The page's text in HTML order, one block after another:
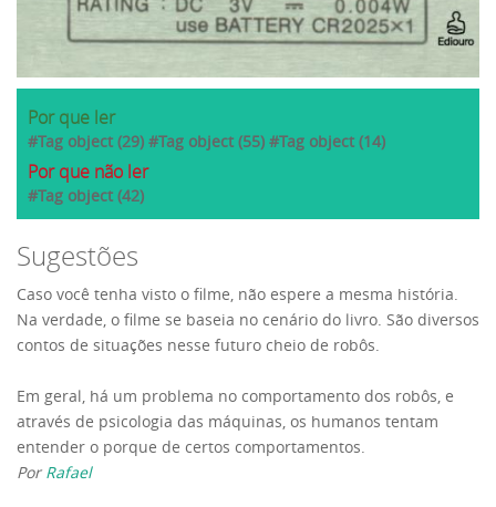
Por que ler
#Tag object (29) #Tag object (55) #Tag object (14)
Por que não ler
#Tag object (42)
Sugestões
Caso você tenha visto o filme, não espere a mesma história.
Na verdade, o filme se baseia no cenário do livro. São diversos
contos de situações nesse futuro cheio de robôs.
Em geral, há um problema no comportamento dos robôs, e
através de psicologia das máquinas, os humanos tentam
entender o porque de certos comportamentos.
PorRafael